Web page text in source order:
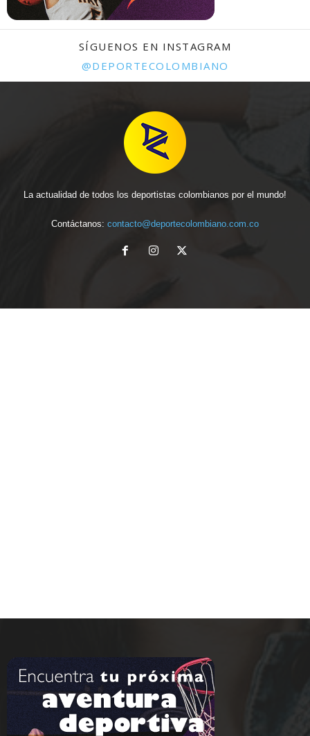
SÍGUENOS EN INSTAGRAM
@DEPORTECOLOMBIANO
La actualidad de todos los deportistas colombianos por el mundo!
Contáctanos: contacto@deportecolombiano.com.co